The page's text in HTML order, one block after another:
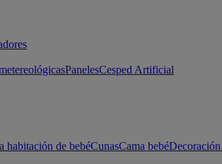
PanelesCesped Artificial
habitación de bebéCunasCama bebéDecoración